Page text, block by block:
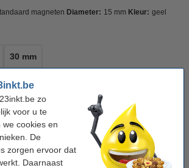
zo
voor u te
cookies en
De
zorgen ervoor dat
Daarnaast
magneten Diameter: 15 mm Kleur: geel
30 mm
en omschrijving
ons huismerk
Morgen in huis